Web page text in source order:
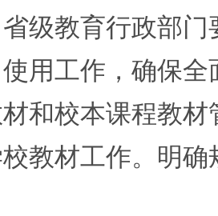
级教育行政部
用工作，确保
和校本课程教
教材工作。明